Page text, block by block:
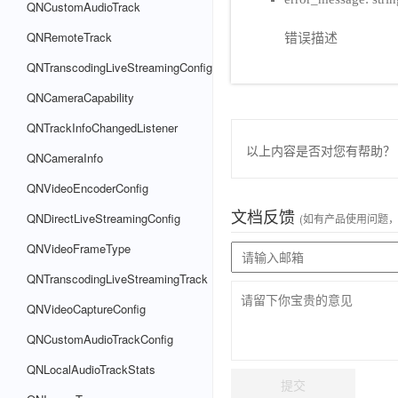
QNCustomAudioTrack
QNRemoteTrack
QNTranscodingLiveStreamingConfig
QNCameraCapability
QNTrackInfoChangedListener
QNCameraInfo
QNVideoEncoderConfig
QNDirectLiveStreamingConfig
QNVideoFrameType
QNTranscodingLiveStreamingTrack
QNVideoCaptureConfig
QNCustomAudioTrackConfig
QNLocalAudioTrackStats
错误描述
以上内容是否对您有帮助？
文档反馈 (如有产品使用问题
提交